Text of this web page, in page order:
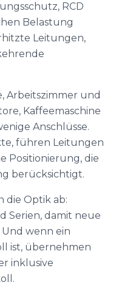
RCD
Belastung
Leitungen,
Arbeitszimmer und
Kaffeemaschine
Anschlüsse.
führen Leitungen
Positionierung, die
berücksichtigt.
die Optik ab:
Serien, damit neue
Und wenn ein
ist, übernehmen
inklusive